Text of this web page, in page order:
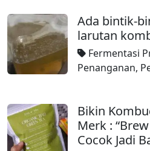
Ada bintik-
larutan
Fermentasi
Penanganan,
Bikin
Merk :
Cocok Jadi